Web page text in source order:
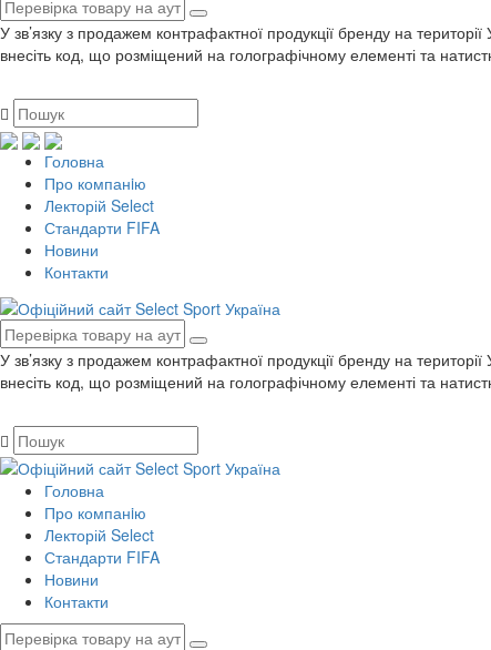
У зв’язку з продажем контрафактної продукції бренду на
внесіть код, що розміщений на голографічному елементі та
Головна
Про компанiю
Лекторій Select
Стандарти FIFA
Новини
Контакти
У зв’язку з продажем контрафактної продукції бренду на
внесіть код, що розміщений на голографічному елементі та
Головна
Про компанiю
Лекторій Select
Стандарти FIFA
Новини
Контакти